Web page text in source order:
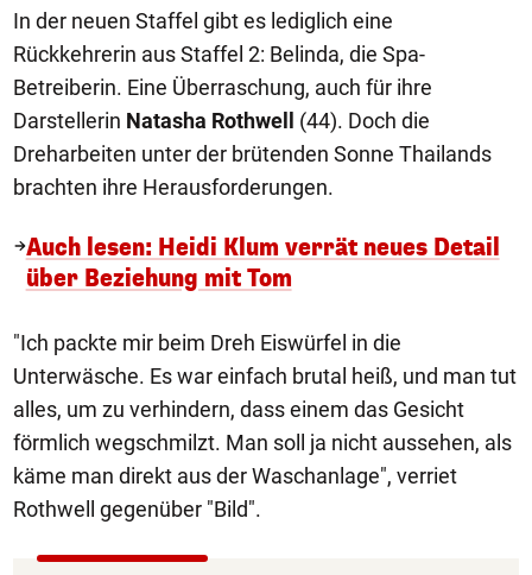
In der neuen Staffel gibt es lediglich eine
Rückkehrerin aus Staffel 2: Belinda, die Spa-
Betreiberin. Eine Überraschung, auch für ihre
Darstellerin Natasha Rothwell (44). Doch die
Dreharbeiten unter der brütenden Sonne Thailands
brachten ihre Herausforderungen.
Auch lesen: Heidi Klum verrät neues Detail
über Beziehung mit Tom
"Ich packte mir beim Dreh Eiswürfel in die
Unterwäsche. Es war einfach brutal heiß, und man tut
alles, um zu verhindern, dass einem das Gesicht
förmlich wegschmilzt. Man soll ja nicht aussehen, als
käme man direkt aus der Waschanlage", verriet
Rothwell gegenüber "Bild".